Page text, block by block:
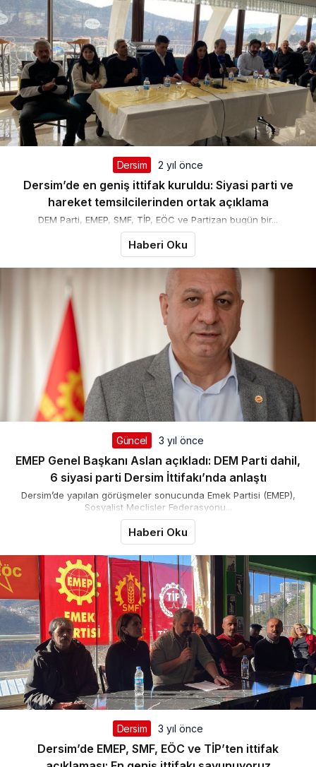
Dersim 2 yıl önce
Dersim’de en geniş ittifak kuruldu: Siyasi parti ve
hareket temsilcilerinden ortak açıklama
DEM Parti, EMEP, SMF, TİP, EÖC ve Partizan bugün bir...
Haberi Oku
Güncel 3 yıl önce
EMEP Genel Başkanı Aslan açıkladı: DEM Parti dahil,
6 siyasi parti Dersim İttifakı’nda anlaştı
Dersim’de yapılan görüşmeler sonucunda Emek Partisi (EMEP),
Sosyalist Meclisler Federasyonu...
Haberi Oku
Dersim 3 yıl önce
Dersim’de EMEP, SMF, EÖC ve TİP’ten ittifak